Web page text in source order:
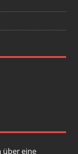
über eine